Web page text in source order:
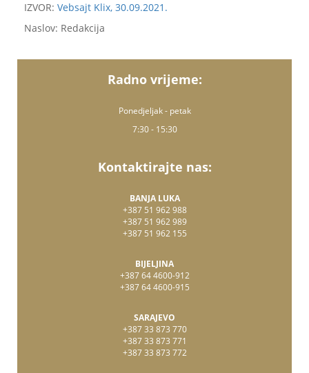
IZVOR: Vebsajt Klix, 30.09.2021.
Naslov: Redakcija
Radno vrijeme:
Ponedjeljak - petak
7:30 - 15:30
Kontaktirajte nas:
BANJA LUKA
+387 51 962 988
+387 51 962 989
+387 51 962 155
BIJELJINA
+387 64 4600-912
+387 64 4600-915
SARAJEVO
+387 33 873 770
+387 33 873 771
+387 33 873 772